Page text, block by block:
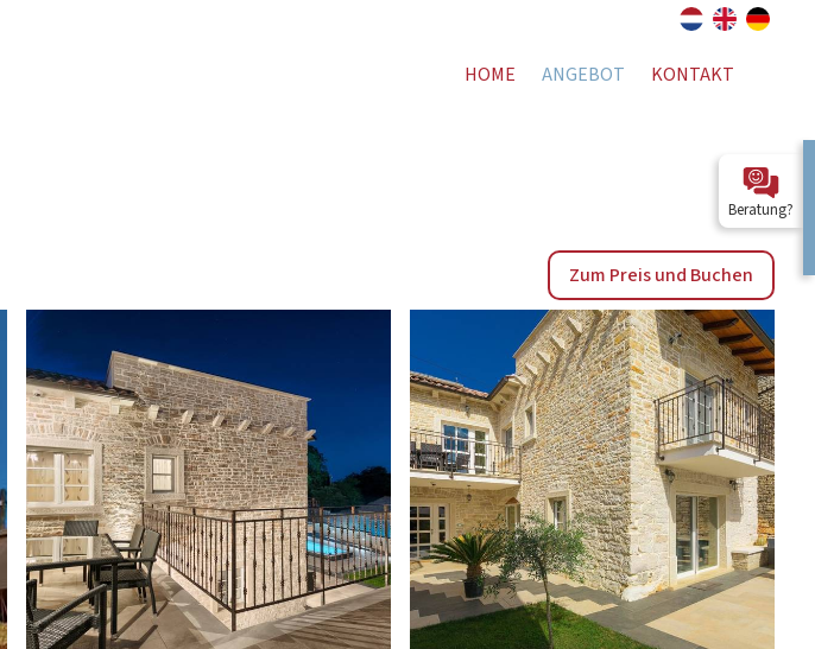
HOME ANGEBOT KONTAKT
Zum Preis und Buchen
Beratung?